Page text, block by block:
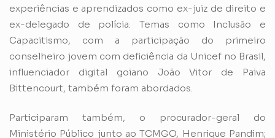
experiências e aprendizados como ex-juiz de direito e
ex-delegado de polícia. Temas como Inclusão e
Capacitismo, com a participação do primeiro
conselheiro jovem com deficiência da Unicef no Brasil,
influenciador digital goiano João Vitor de Paiva
Bittencourt, também foram abordados.
Participaram também, o procurador-geral do
Ministério Público junto ao TCMGO, Henrique Pandim;